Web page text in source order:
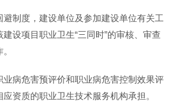
避制度，建设单位及参加建设单位有关工
设项目职业卫生“三同时”的审核、审查
业病危害预评价和职业病危害控制效果评
资质的职业卫生技术服务机构承担。